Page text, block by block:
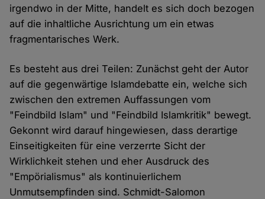
irgendwo in der Mitte, handelt es sich doch bezogen
auf die inhaltliche Ausrichtung um ein etwas
fragmentarisches Werk.
Es besteht aus drei Teilen: Zunächst geht der Autor
auf die gegenwärtige Islamdebatte ein, welche sich
zwischen den extremen Auffassungen vom
"Feindbild Islam" und "Feindbild Islamkritik" bewegt.
Gekonnt wird darauf hingewiesen, dass derartige
Einseitigkeiten für eine verzerrte Sicht der
Wirklichkeit stehen und eher Ausdruck des
"Empörialismus" als kontinuierlichem
Unmutsempfinden sind. Schmidt-Salomon